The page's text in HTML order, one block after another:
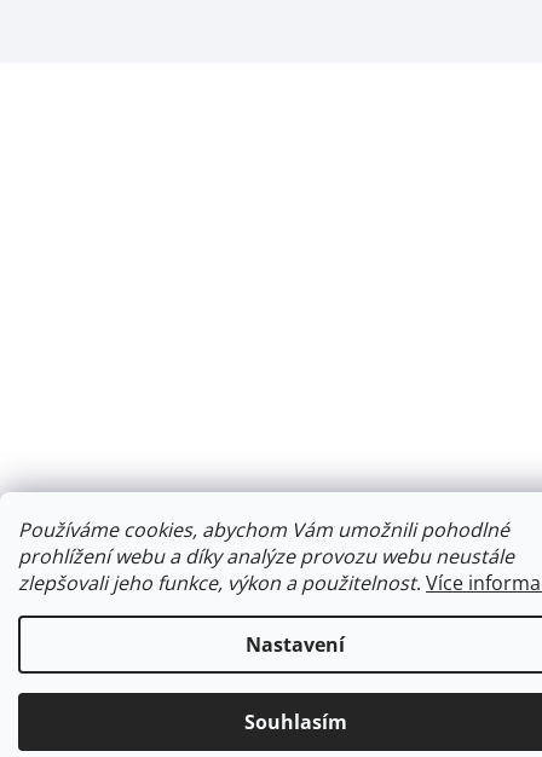
Používáme cookies, abychom Vám umožnili pohodlné
prohlížení webu a díky analýze provozu webu neustále
zlepšovali jeho funkce, výkon a použitelnost. Více
Nastavení
Souhlasím